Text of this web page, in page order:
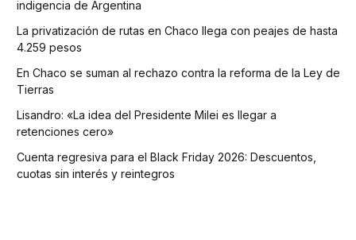
indigencia de Argentina
La privatización de rutas en Chaco llega con peajes de hasta
4.259 pesos
En Chaco se suman al rechazo contra la reforma de la Ley de
Tierras
Lisandro: «La idea del Presidente Milei es llegar a
retenciones cero»
Cuenta regresiva para el Black Friday 2026: Descuentos,
cuotas sin interés y reintegros